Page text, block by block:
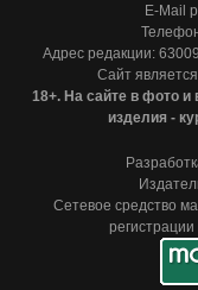
E-Mail
Адрес редакции:
Сайт
18+. На сайте в фото и
изделия -
Сетевое средство